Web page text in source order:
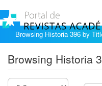
Browsing Historia 396 by
Browsing Historia